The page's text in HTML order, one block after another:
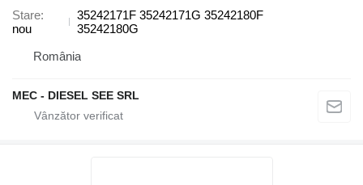
Stare
nou
35242171F 35242171G 35242180F
35242180G
România
MEC - DIESEL SEE SRL